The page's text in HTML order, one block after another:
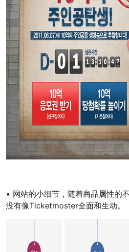
• 网站的小细节，随着商品属性的
没有像Ticketmoster全面和生动。